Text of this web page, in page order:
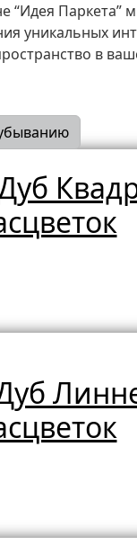
“Идея Паркета”
уникальных
в